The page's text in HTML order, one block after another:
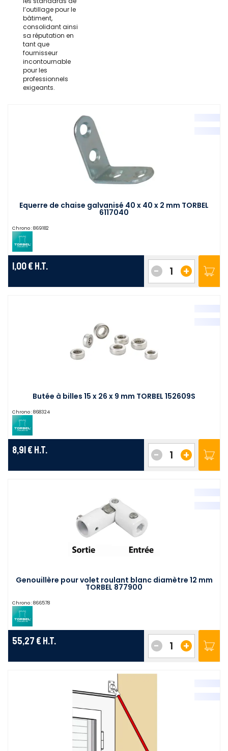
l’outillage pour le
bâtiment,
consolidant ainsi
sa réputation en
tant que
fournisseur
incontournable
pour les
professionnels
exigeants.
Equerre de chaise galvanisé 40 x 40 x 2 mm TORBEL
6117040
Chrono : 869182
1,00 € H.T. +
-
Butée à billes 15 x 26 x 9 mm TORBEL 152609S
Chrono : 868324
8,91 € H.T. +
-
Genouillère pour volet roulant blanc diamètre 12 mm
TORBEL 877900
Chrono : 866578
55,27 € H.T. +
-